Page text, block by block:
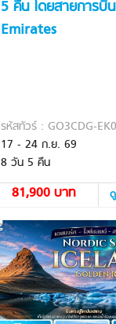
5 คืน โดยสายการบิน
Emirates
รหัสทัวร์ : GO3CDG-
17 - 24 ก.ย. 69
8 วัน 5 คืน
81,900 บาท